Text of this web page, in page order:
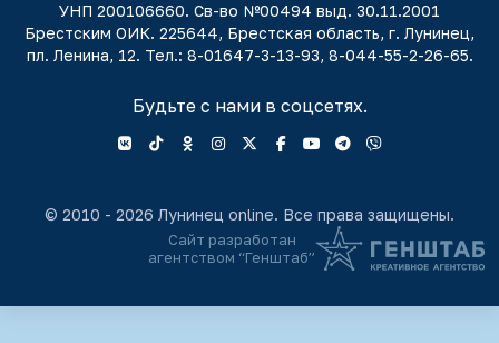
УНП 200106660. Св-во №00494 выд. 30.11.2001
Брестским ОИК. 225644, Брестская область, г. Лунинец,
пл. Ленина, 12. Тел.: 8-01647-3-13-93, 8-044-55-2-26-65.
Будьте с нами в соцсетях.
© 2010 - 2026 Лунинец online. Все права защищены.
Сайт разработан
агентством “Генштаб”